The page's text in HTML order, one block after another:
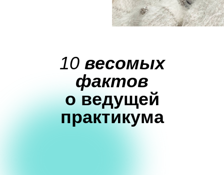
10весомых
фактов
о ведущей
практикума